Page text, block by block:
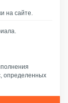
на сайте.
определенных